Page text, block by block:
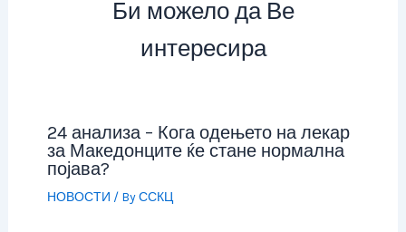
Би можело да Ве
интересира
24 анализа – Кога одењето на лекар
за Македонците ќе стане нормална
појава?
НОВОСТИ / ByССКЦ